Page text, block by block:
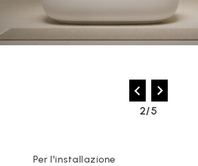
2/5
Per l'installazione